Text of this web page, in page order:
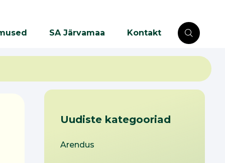
SA Järvamaa Kontakt
Uudiste kategooriad
Arendus